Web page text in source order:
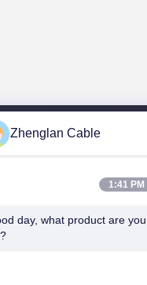
Cable
Sud del Greenland
Zhengzhou, Cina
Zhenglan Cable
1:41 PM
day, what product are